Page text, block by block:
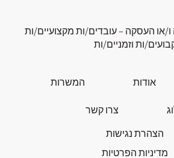
או העסקה – עובדים/ות מקצועיים/ות
ות וזמניים/ות
אודות המשרות
צרו קשר
הצהרת נגישות
מדיניות הפרטיות